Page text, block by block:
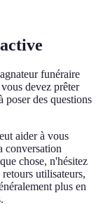
funéraire
devez prêter
poser des questions
aider à vous
conversation
chose, n'hésitez
utilisateurs,
plus en